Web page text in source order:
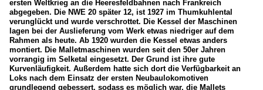
ersten Weltkrieg an die Heeresfeldbahnen nach Frankreich
abgegeben. Die NWE 20 später 12, ist 1927 im Thumkuhlental
verunglückt und wurde verschrottet. Die Kessel der Maschinen
lagen bei der Auslieferung vom Werk etwas niedriger auf dem
Rahmen als heute. Ab 1920 wurden die Kessel etwas anders
montiert. Die Malletmaschinen wurden seit den 50er Jahren
vorrangig im Selketal eingesetzt. Der Grund ist ihre gute
Kurvenläufigkeit. Außerdem hatte sich dort die Verfügbarkeit an
Loks nach dem Einsatz der ersten Neubaulokomotiven
grundlegend gebessert, sodass es möglich war, die Mallets